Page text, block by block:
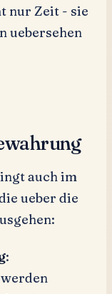
nur Zeit - sie
uebersehen
auch im
ueber die
: